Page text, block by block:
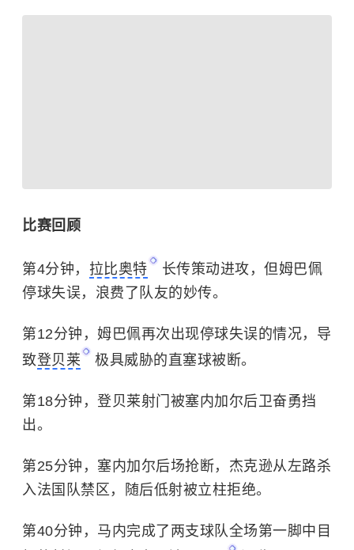
比赛回顾
第4分钟， 拉比奥特
长传策动进攻，但姆巴佩
停球失误，浪费了队友的妙传。
第12分钟，姆巴佩再次出现停球失误的情况，导
致登贝莱 极具威胁的直塞球被断。
第18分钟，登贝莱射门被塞内加尔后卫奋勇挡
出。
第25分钟，塞内加尔后场抢断，杰克逊从左路杀
入法国队禁区，随后低射被立柱拒绝。